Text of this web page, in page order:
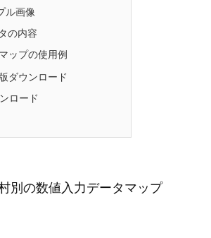
ル画像
の内容
ップの使用例
ダウンロード
ロード
別の数値入力データマップ